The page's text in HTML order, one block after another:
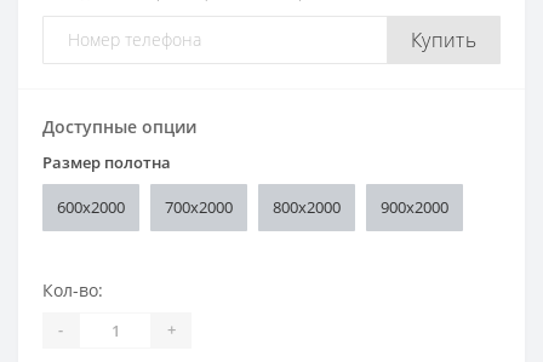
Купить
Доступные опции
Размер полотна
600x2000 700x2000 800x2000 900x2000
Кол-во:
- +